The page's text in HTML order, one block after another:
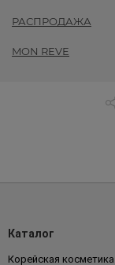
РАСПРОДАЖА
MON REVE
Каталог
Корейская косметика